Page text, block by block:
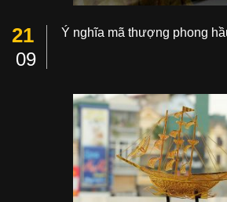
21
09
Ý nghĩa mã thượng phong